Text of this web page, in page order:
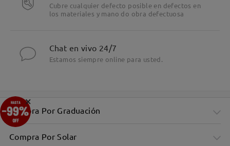
Cubre cualquier defecto posible en defectos en
los materiales y mano do obra defectuosa
Chat en vivo 24/7
Estamos siempre online para usted.
Compra Por Graduación
Compra Por Solar
×